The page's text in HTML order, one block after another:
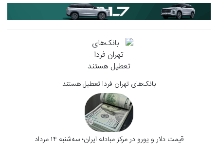
بانک‌های تهران فردا تعطیل هستند
قیمت دلار و یورو در مرکز مبادله ایران؛ سه‌شنبه ۱۴ مرداد